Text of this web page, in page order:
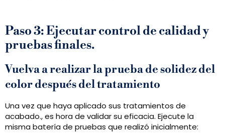
Paso 3: Ejecutar control de calidad y
pruebas finales.
Vuelva a realizar la prueba de solidez del
color después del tratamiento
Una vez que haya aplicado sus tratamientos de
acabado., es hora de validar su eficacia. Ejecute la
misma batería de pruebas que realizó inicialmente: